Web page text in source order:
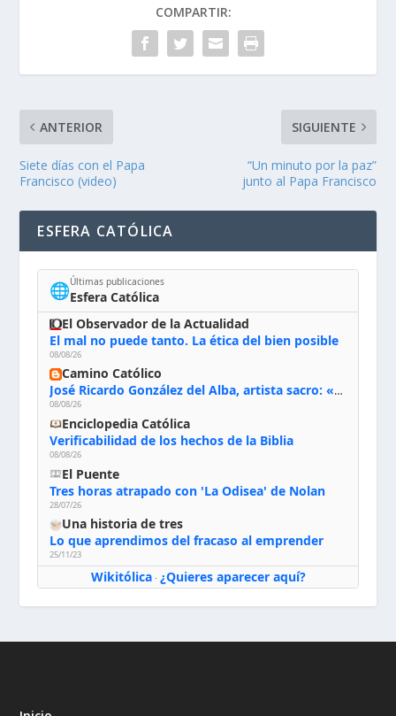
COMPARTIR:
ANTERIOR
Siete días con el Papa
Francisco (video)
SIGUIENTE
“Un minuto por la paz”
junto al Papa Francisco
ESFERA CATÓLICA
🌐Últimas publicaciones
Esfera Católica
El Observador de la Actualidad
El mal no puede tanto. La ética del bien posible
08/08/26
Camino Católico
José Ricardo González del Alba, artista sacro: «Yo oro, hablo con Dios, le pido al Espíritu Santo su inspiración y siempre pinto rezando el rosario para que sea Él quien actúe a través de mis manos»
08/08/26
Enciclopedia Católica
Verificabilidad de los hechos de la Biblia
08/08/26
El Puente
Tres horas atrapado con 'La Odisea' de Nolan
28/07/26
Una historia de tres
Lo que aprendimos del fracaso al emprender
25/11/23
Wikitólica· ¿Quieres aparecer aquí?